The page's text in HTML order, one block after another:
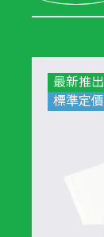
最新推出
標準定價